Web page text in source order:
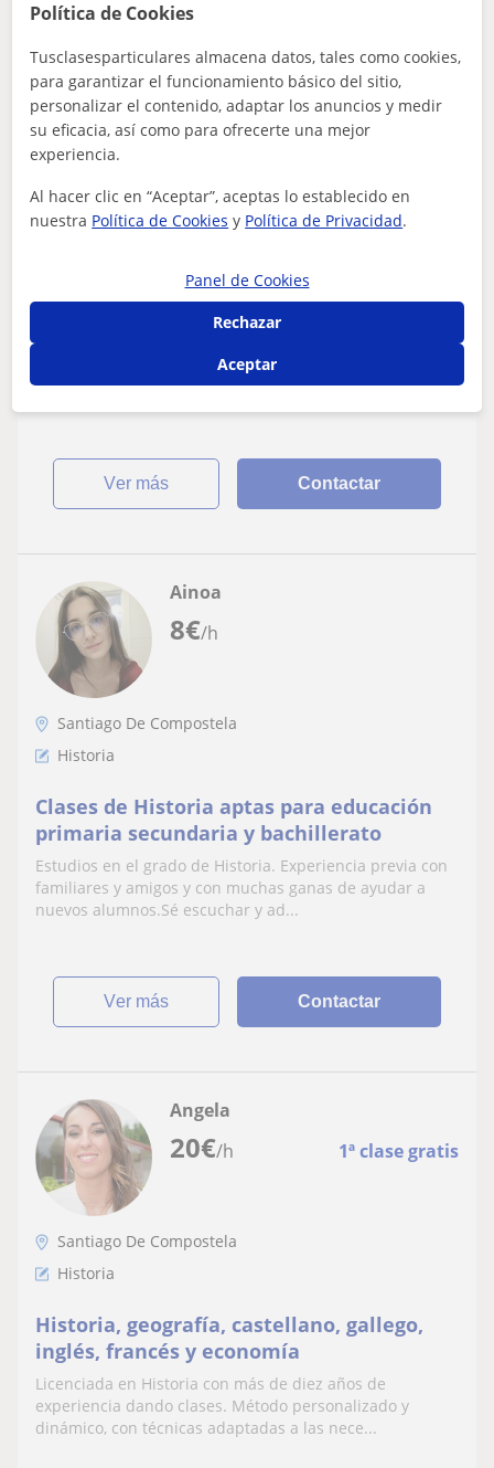
10€/h
Ana
Santiago De Compostela
Profesora con experiencia en todas las
edades y principalmente de primaria
y alumnas de primaria y hasta Segundo de la ESO. Estoy
encantada de ayudarte a aprend...
ver más Contactar
8€/h
Ainoa
Santiago De Compostela
Historia
Clases de Historia aptas para educación
primaria secundaria y bachillerato
Estudios en el grado de Historia. Experiencia previa con
familiares y amigos y con muchas ganas de ayudar a
nuevos alumnos.Sé escuchar y ad...
ver más Contactar
20€/h 1ª clase gratis
Angela
Santiago De Compostela
Historia
Historia, geografía, castellano, gallego,
inglés, francés y economía
Licenciada en Historia con más de diez años de
experiencia dando clases. Método personalizado y
dinámico, con técnicas adaptadas a las nece...
Política de Cookies
Tusclasesparticulares almacena datos, tales como cookies,
para garantizar el funcionamiento básico del sitio,
personalizar el contenido, adaptar los anuncios y medir
su eficacia, así como para ofrecerte una mejor
experiencia.
Al hacer clic en “Aceptar”, aceptas lo establecido en
nuestra Política de Cookies y Política de Privacidad.
Panel de Cookies
Rechazar
Aceptar